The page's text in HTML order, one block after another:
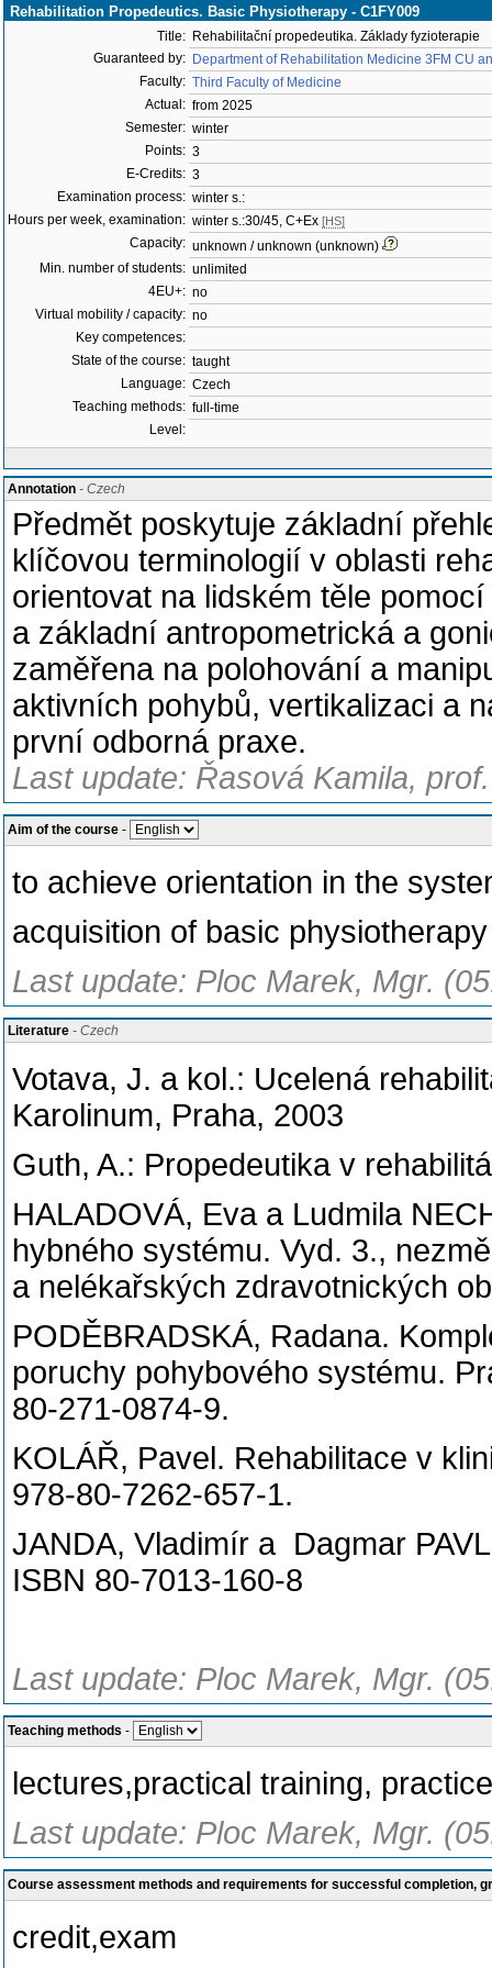
Rehabilitation Propedeutics. Basic Physiotherapy - C1FY009
Title: Rehabilitační propedeutika. Základy fyzioterapie
Guaranteed by: Department of Rehabilitation Medicine 3FM CU
Faculty: Third Faculty of Medicine
Actual: from 2025
Semester: winter
Points: 3
E-Credits: 3
Examination process: winter s.:
Hours per week, examination: winter s.:30/45, C+Ex [HS]
Capacity: unknown / unknown (unknown)
Min. number of students: unlimited
4EU+: no
Virtual mobility / capacity: no
Key competences:
State of the course: taught
Language: Czech
Teaching methods: full-time
Level:
Annotation - Czech
Předmět poskytuje základní
klíčovou terminologií v oblasti
orientovat na lidském těle
a základní antropometrická a
zaměřena na polohování a
aktivních pohybů, vertikalizaci a
první odborná praxe.
Last update: Řasová Kamila,
Aim of the course -
to achieve orientation in the
acquisition of basic
Last update: Ploc Marek, Mgr.
Literature - Czech
Votava, J. a kol.: Ucelená
Karolinum, Praha, 2003
Guth, A.: Propedeutika v
HALADOVÁ, Eva a Ludmila
hybného systému. Vyd. 3.,
a nelékařských zdravotnických
PODĚBRADSKÁ, Radana.
poruchy pohybového systému.
80-271-0874-9.
KOLÁŘ, Pavel. Rehabilitace v
978-80-7262-657-1.
JANDA, Vladimír a Dagmar
ISBN 80-7013-160-8
Last update: Ploc Marek, Mgr.
Teaching methods -
lectures,practical training,
Last update: Ploc Marek, Mgr.
Course assessment methods and requirements for successful completion,
credit,exam